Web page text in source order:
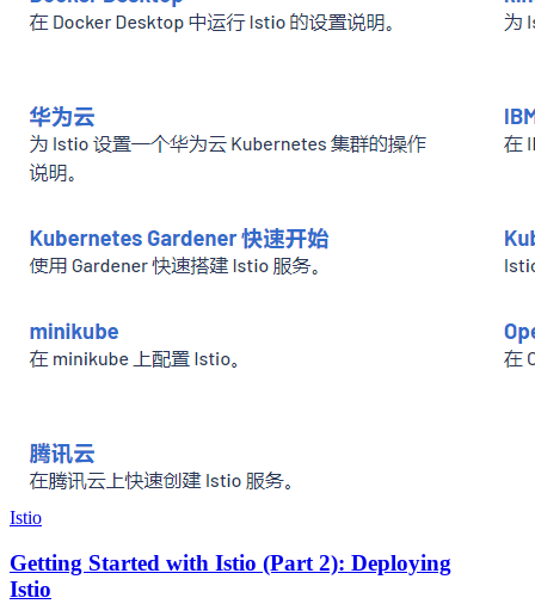
Istio
Getting Started with Istio (Part 2): Deploying
Istio